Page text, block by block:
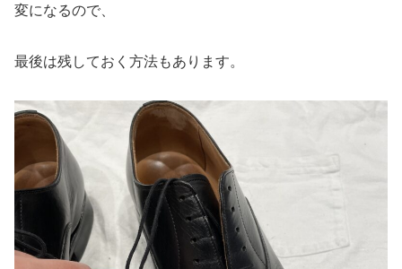
変になるので、
最後は残しておく方法もあります。